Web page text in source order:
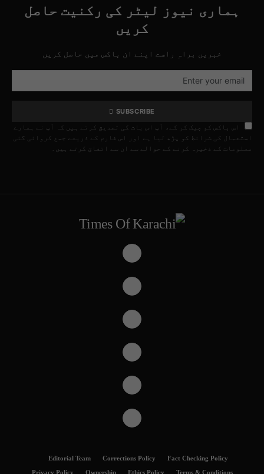
ہماری نیوز لیٹر کی رکنیت حاصل
کریں
خبریں براہِ راست اپنے ان باکس میں حاصل کریں
SUBSCRIBE
اس باکس کو چیک کر کے، آپ اس بات کی تصدیق کرتے ہیں کہ آپ نے ہمارے
استعمال کی شرائط کو پڑھ لیا ہے اور اس فارم کے ذریعے جمع کروائی گئی
معلومات کے ذخیرہ کرنے کے حوالے سے ان سے اتفاق کرتے ہیں۔
Fact Checking Policy
Corrections Policy
Editorial Team
Terms & Conditions
Ethics Policy
Ownership
Privacy Policy